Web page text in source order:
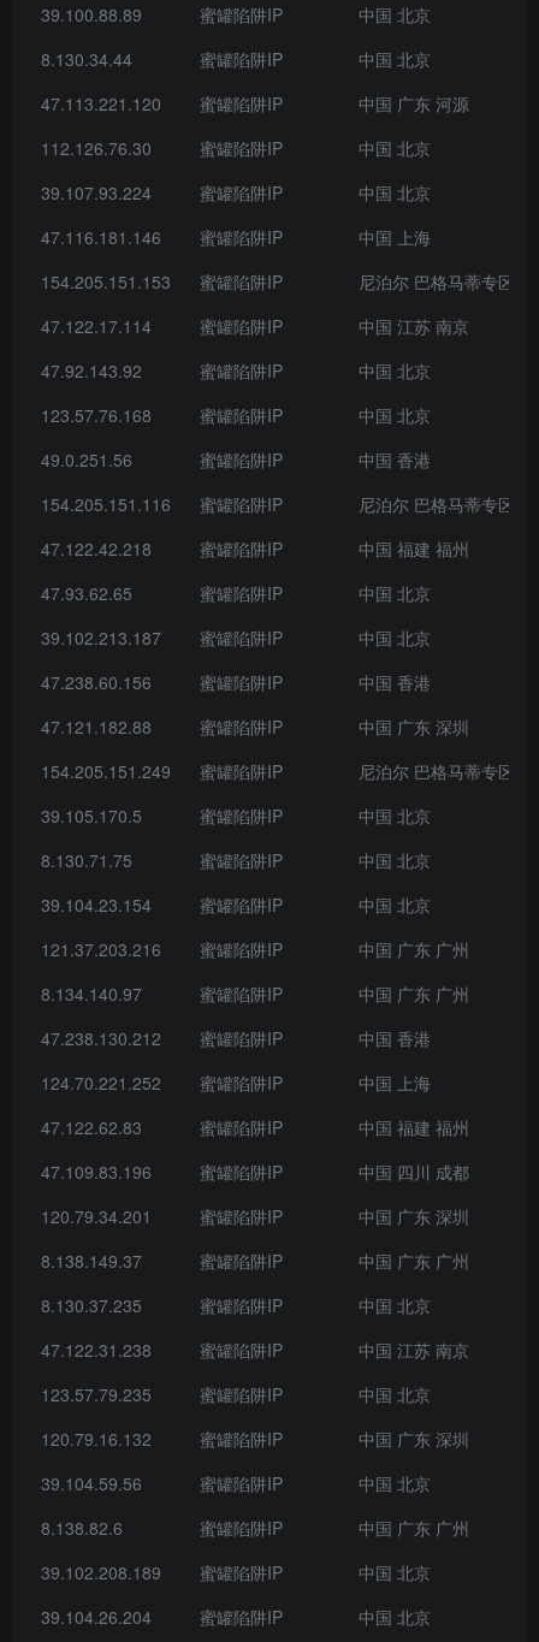
39.100.88.89
蜜罐陷阱IP
中国 北京
8.130.34.44
蜜罐陷阱IP
中国 北京
47.113.221.120
蜜罐陷阱IP
中国 广东 河源
112.126.76.30
蜜罐陷阱IP
中国 北京
39.107.93.224
蜜罐陷阱IP
中国 北京
47.116.181.146
蜜罐陷阱IP
中国 上海
154.205.151.153
蜜罐陷阱IP
尼泊尔 巴格马蒂专区
47.122.17.114
蜜罐陷阱IP
中国 江苏 南京
47.92.143.92
蜜罐陷阱IP
中国 北京
123.57.76.168
蜜罐陷阱IP
中国 北京
49.0.251.56
蜜罐陷阱IP
中国 香港
154.205.151.116
蜜罐陷阱IP
尼泊尔 巴格马蒂专区
47.122.42.218
蜜罐陷阱IP
中国 福建 福州
47.93.62.65
蜜罐陷阱IP
中国 北京
39.102.213.187
蜜罐陷阱IP
中国 北京
47.238.60.156
蜜罐陷阱IP
中国 香港
47.121.182.88
蜜罐陷阱IP
中国 广东 深圳
154.205.151.249
蜜罐陷阱IP
尼泊尔 巴格马蒂专区
39.105.170.5
蜜罐陷阱IP
中国 北京
8.130.71.75
蜜罐陷阱IP
中国 北京
39.104.23.154
蜜罐陷阱IP
中国 北京
121.37.203.216
蜜罐陷阱IP
中国 广东 广州
8.134.140.97
蜜罐陷阱IP
中国 广东 广州
47.238.130.212
蜜罐陷阱IP
中国 香港
124.70.221.252
蜜罐陷阱IP
中国 上海
47.122.62.83
蜜罐陷阱IP
中国 福建 福州
47.109.83.196
蜜罐陷阱IP
中国 四川 成都
120.79.34.201
蜜罐陷阱IP
中国 广东 深圳
8.138.149.37
蜜罐陷阱IP
中国 广东 广州
8.130.37.235
蜜罐陷阱IP
中国 北京
47.122.31.238
蜜罐陷阱IP
中国 江苏 南京
123.57.79.235
蜜罐陷阱IP
中国 北京
120.79.16.132
蜜罐陷阱IP
中国 广东 深圳
39.104.59.56
蜜罐陷阱IP
中国 北京
8.138.82.6
蜜罐陷阱IP
中国 广东 广州
39.102.208.189
蜜罐陷阱IP
中国 北京
39.104.26.204
蜜罐陷阱IP 中国 北京